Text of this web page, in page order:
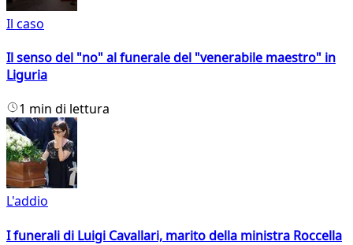
Il caso
Il senso del "no" al funerale del "venerabile maestro" in
Liguria
1 min di lettura
L'addio
I funerali di Luigi Cavallari, marito della ministra Roccella